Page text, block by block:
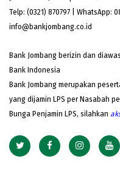
Telp: (0321) 870797 | WhatsApp:
info@bankjombang.co.id
Bank Jombang berizin dan
Bank Indonesia
Bank Jombang merupakan
yang dijamin LPS per Nasabah
Bunga Penjamin LPS, silahkan